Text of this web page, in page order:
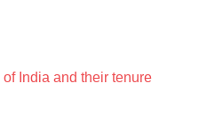
India and their tenure